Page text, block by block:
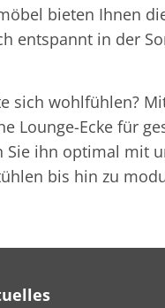
bieten Ihnen
entspannt in der
sich wohlfühlen?
Lounge-Ecke für
Sie ihn optimal mit
bis hin zu